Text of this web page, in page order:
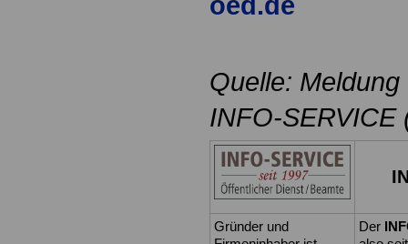
Quelle:
INFO-SERVICE
Gründer und
Der